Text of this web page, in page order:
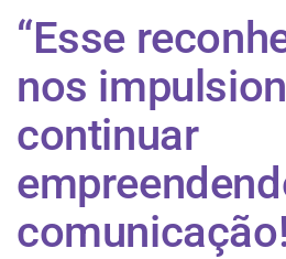
“Esse
nos
continuar